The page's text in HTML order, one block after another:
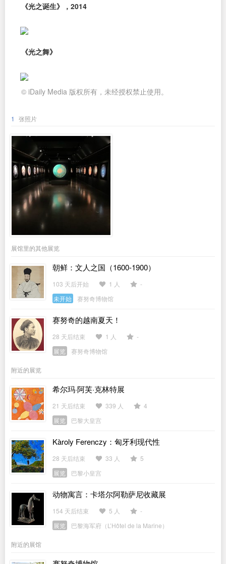
《光之诞生》，2014
《光之舞》
© iDaily Media 版权所有，未经授权禁止使用。
1 张照片
展馆里的其他展览
朝鲜：文人之国（1600-1900）
103 天后开始 1 人
-
未开始
赛努奇博物馆
赛努奇的越南夏天！
28 天后结束 1 人
-
展览
赛努奇博物馆
附近的展览
希尔玛·阿芙·克林特展
21 天后结束 339 人
4
展览
巴黎大皇宫
Kàroly Ferenczy：匈牙利现代性
28 天后结束 33 人
5
展览
巴黎小皇宫
动物寓言：卡塔尔阿勒萨尼收藏展
154 天后结束 5 人
-
展览
巴黎海军府（L’Hôtel de la Marine）
附近的展馆